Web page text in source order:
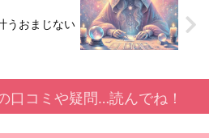
うおまじない
口コミや疑問…読んでね！